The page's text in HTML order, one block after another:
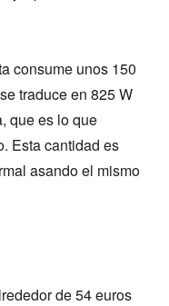
consume unos 150
traduce en 825 W
que es lo que
Esta cantidad es
asando el mismo
de 54 euros